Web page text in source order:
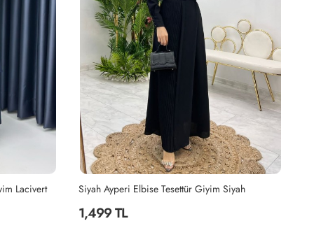
Haki Hanzade Takım Tesettür Giyim Haki
2,199 TL